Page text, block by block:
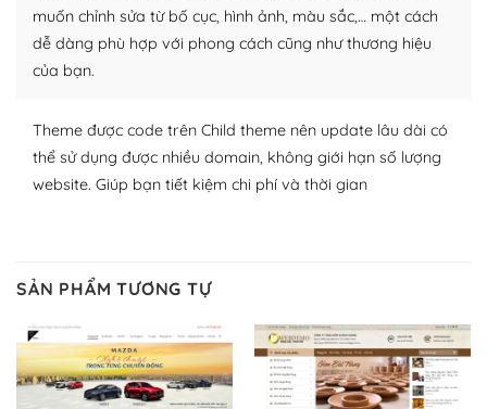
plugin của WordPress rất phong phú. Bạn có thể thỏa
thích chọn lựa plugin và themes phù hợp cho mục đích
lập website của mình.
– Dễ sử dụng
Với mọi Hosting bất kỳ thì WordPress đều có thể dễ
Và bạn có toàn quyền tự do khi quyết định nơi lưu trữ
trang web WordPress của bạn.
Dễ dàng lựa chọn Hosting cho website WordPress
muốn chỉnh sửa từ bố cục, hình ảnh, màu sắc,… một cách
dễ dàng phù hợp với phong cách cũng như thương hiệu
của bạn.
Theme được code trên Child theme nên update lâu dài có
thể sử dụng được nhiều domain, không giới hạn số lượng
website. Giúp bạn tiết kiệm chi phí và thời gian
SẢN PHẨM TƯƠNG TỰ